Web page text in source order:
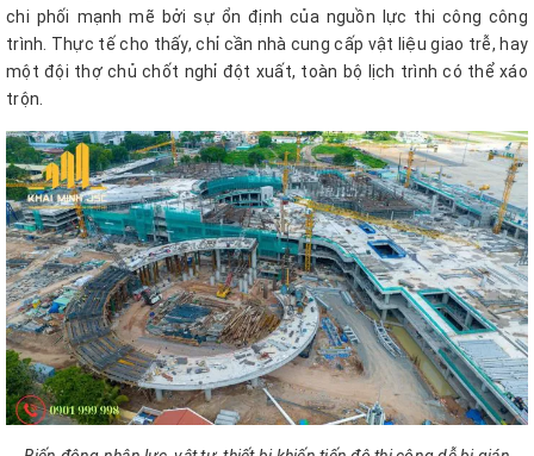
chi phối mạnh mẽ bởi sự ổn định của nguồn lực thi công công
trình. Thực tế cho thấy, chỉ cần nhà cung cấp vật liệu giao trễ, hay
một đội thợ chủ chốt nghỉ đột xuất, toàn bộ lịch trình có thể xáo
trộn.